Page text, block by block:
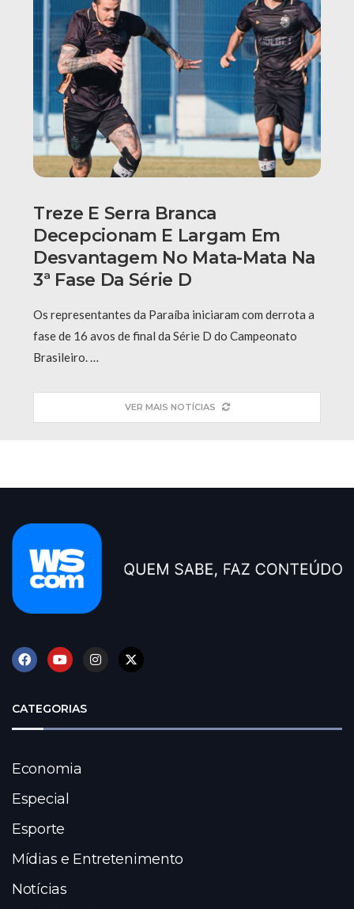
Treze E Serra Branca
Decepcionam E Largam Em
Desvantagem No Mata-Mata Na
3ª Fase Da Série D
Os representantes da Paraíba iniciaram com derrota a
fase de 16 avos de final da Série D do Campeonato
Brasileiro. …
VER MAIS NOTÍCIAS
CATEGORIAS
Economia
Especial
Esporte
Mídias e Entretenimento
Notícias